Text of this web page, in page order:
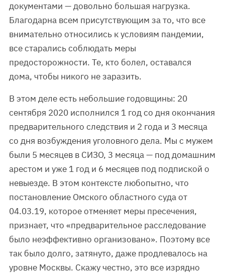
документами — довольно большая нагрузка.
Благодарна всем присутствующим за то, что все
внимательно относились к условиям пандемии,
все старались соблюдать меры
предосторожности. Те, кто болел, оставался
дома, чтобы никого не заразить.
В этом деле есть небольшие годовщины: 20
сентября 2020 исполнился 1 год со дня окончания
предварительного следствия и 2 года и 3 месяца
со дня возбуждения уголовного дела. Мы с мужем
были 5 месяцев в СИЗО, 3 месяца — под домашним
арестом и уже 1 год и 6 месяцев под подпиской о
невыезде. В этом контексте любопытно, что
постановление Омского областного суда от
04.03.19, которое отменяет меры пресечения,
признает, что «предварительное расследование
было неэффективно организовано». Поэтому все
так было долго, затянуто, даже продлевалось на
уровне Москвы. Скажу честно, это все изрядно